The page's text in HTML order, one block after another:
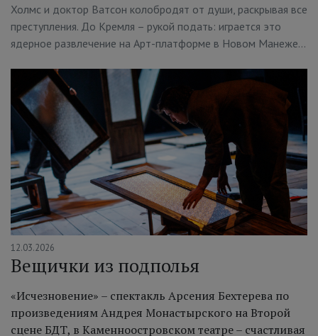
Холмс и доктор Ватсон колобродят от души, раскрывая все
преступления. До Кремля – рукой подать: играется это
ядерное развлечение на Арт-платформе в Новом Манеже…
12.03.2026
Вещички из подполья
«Исчезновение» – спектакль Арсения Бехтерева по
произведениям Андрея Монастырского на Второй
сцене БДТ, в Каменноостровском театре – счастливая